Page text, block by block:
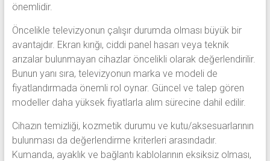
önemlidir.
Öncelikle televizyonun çalışır durumda olması büyük bir
avantajdır. Ekran kırığı, ciddi panel hasarı veya teknik
arızalar bulunmayan cihazlar öncelikli olarak değerlendirilir.
Bunun yanı sıra, televizyonun marka ve modeli de
fiyatlandırmada önemli rol oynar. Güncel ve talep gören
modeller daha yüksek fiyatlarla alım sürecine dahil edilir.
Cihazın temizliği, kozmetik durumu ve kutu/aksesuarlarının
bulunması da değerlendirme kriterleri arasındadır.
Kumanda, ayaklık ve bağlantı kablolarının eksiksiz olması,